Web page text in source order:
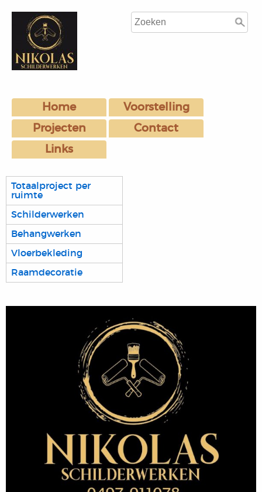
Home
Voorstelling
Projecten
Contact
Links
Totaalproject per
ruimte
Schilderwerken
Behangwerken
Vloerbekleding
Raamdecoratie